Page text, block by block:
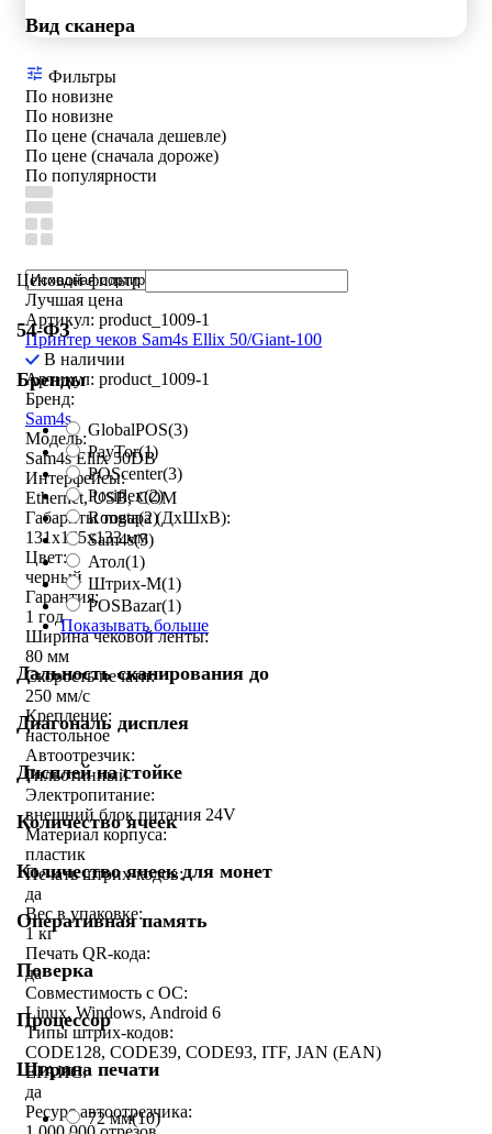
Вид сканера
Фильтры
По новизне
По новизне
По цене (сначала дешевле)
По цене (сначала дороже)
По популярности
Ценовой фильтр
54-ФЗ
Бренды
GlobalPOS(3)
PayTor(1)
POScenter(3)
Posiflex(2)
Rongta(2)
Sam4s(5)
Атол(1)
Штрих-М(1)
POSBazar(1)
Показывать больше
Дальность сканирования до
Диагональ дисплея
Дисплей на стойке
Количество ячеек
Количество ячеек для монет
Оперативная память
Поверка
Процессор
Ширина печати
72 мм(10)
Лучшая цена
Артикул: product_1009-1
Принтер чеков Sam4s Ellix 50/Giant-100
В наличии
Артикул: product_1009-1
Бренд:
Sam4s
Модель:
Sam4s Ellix 50DB
Интерфейсы:
Ethernet, USB, COM
Габариты товара (ДxШxВ):
131x155x133 мм
Цвет:
черный
Гарантия:
1 год
Ширина чековой ленты:
80 мм
Скорость печати:
250 мм/c
Крепление:
настольное
Автоотрезчик:
Гильотинный
Электропитание:
внешний блок питания 24V
Материал корпуса:
пластик
Печать штрих-кодов:
да
Вес в упаковке:
1 кг
Печать QR-кода:
да
Совместимость с ОС:
Linux, Windows, Android 6
Типы штрих-кодов:
CODE128, CODE39, CODE93, ITF, JAN (EAN)
ЕГАИС:
да
Ресурс автоотрезчика: